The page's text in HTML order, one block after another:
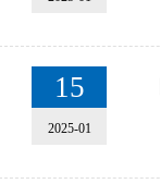
15
2025-01